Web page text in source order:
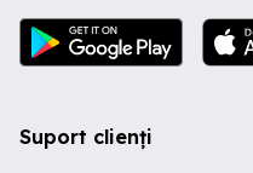
Suport clienți